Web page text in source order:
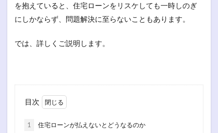
を抱えていると、住宅ローンをリスケしても一時しのぎ
にしかならず、問題解決に至らないこともあります。
では、詳しくご説明します。
目次
1 住宅ローンが払えないとどうなるのか